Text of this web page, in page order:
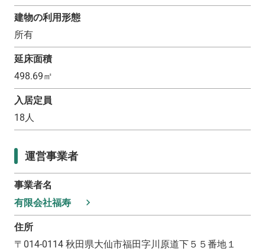
建物の利用形態
所有
延床面積
498.69㎡
入居定員
18人
運営事業者
事業者名
有限会社福寿
住所
〒 014-0114 秋田県大仙市福田字川原道下５５番地１